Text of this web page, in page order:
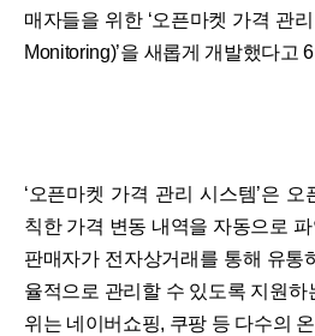
매자들을 위한 ‘오픈마켓 가격 관
Monitoring)’을 새롭게 개발했다고
‘오픈마켓 가격 관리 시스템’은
칙한 가격 변동 내역을 자동으로
판매자가 전자상거래를 통해 유통
율적으로 관리할 수 있도록 지원하
위는 네이버쇼핑, 쿠팡 등 다수의